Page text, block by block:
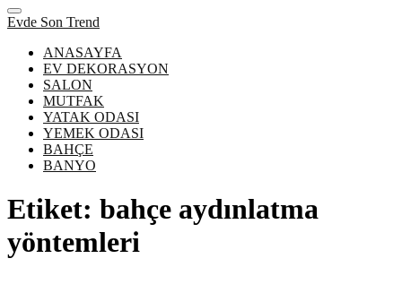
Evde Son Trend
ANASAYFA
EV DEKORASYON
SALON
MUTFAK
YATAK ODASI
YEMEK ODASI
BAHÇE
BANYO
Etiket: bahçe aydınlatma
yöntemleri